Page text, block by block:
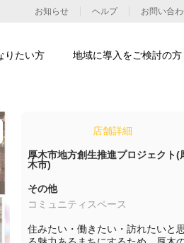
店舗詳細
厚木市地方創生推進プロジェクト(
木市)
その他
コミュニティスペース
住みたい・働きたい・訪れたいと
お知らせ ヘルプ お問い合
りたい方 地域に導入をご検討の方